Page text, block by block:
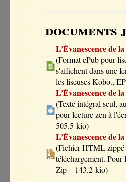
documents
L’Évanescence de
(Format ePub pour
s'affichent dans une
les liseuses Kobo.,
L’Évanescence de
(Texte intégral seul,
pour lecture zen à
505.5 kio)
L’Évanescence de
(Fichier HTML zippé
téléchargement.
Zip – 143.2 kio)